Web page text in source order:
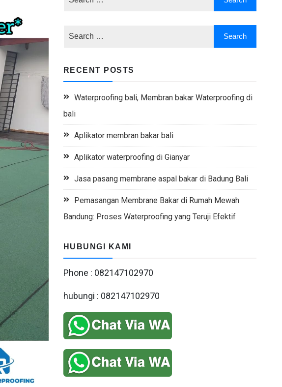
RECENT POSTS
Waterproofing bali, Membran bakar Waterproofing di
bali
Aplikator membran bakar bali
Aplikator waterproofing di Gianyar
Jasa pasang membrane aspal bakar di Badung Bali
Pemasangan Membrane Bakar di Rumah Mewah
Bandung: Proses Waterproofing yang Teruji Efektif
HUBUNGI KAMI
Phone : 082147102970
hubungi : 082147102970